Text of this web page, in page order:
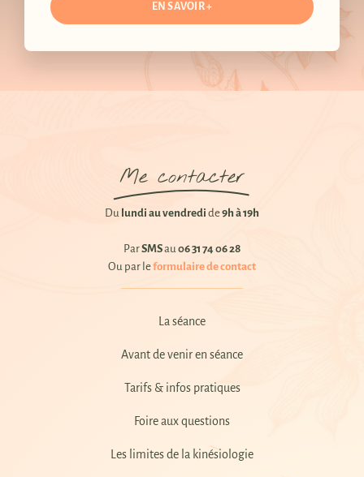
EN SAVOIR +
Me contacter
Du lundi au vendredi de9h à 19h
ParSMSau06 31 74 06 28
Ou par leformulaire de contact
La séance
Avant de venir en séance
Tarifs & infos pratiques
Foire aux questions
Les limites de la kinésiologie